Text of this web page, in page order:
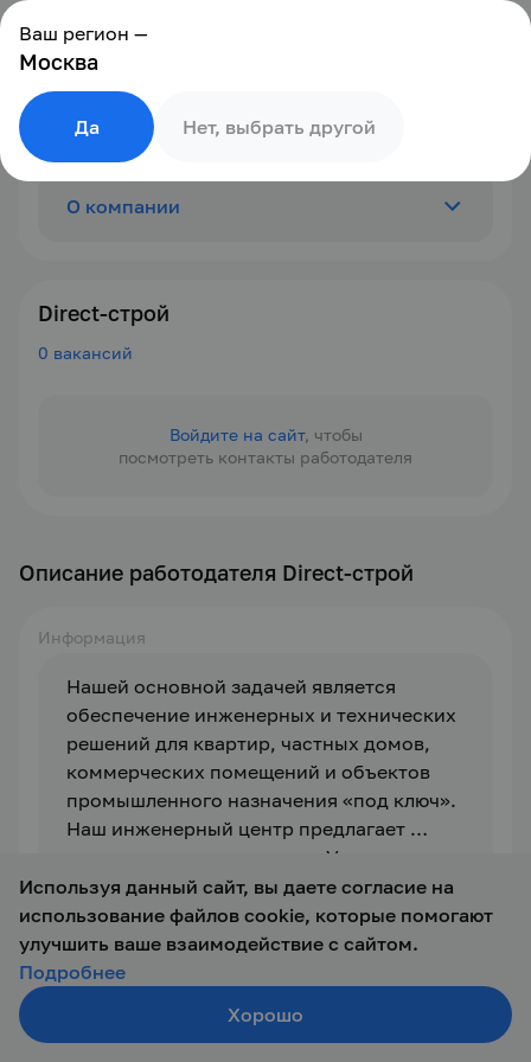
Direct-строй
0 вакансий
Войдите на сайт, чтобы
посмотреть контакты работодателя
О компании
Описание работодателя Direct-строй
Информация
Нашей основной задачей является
обеспечение инженерных и технических
решений для квартир, частных домов,
коммерческих помещений и объектов
промышленного назначения «под ключ».
Наш инженерный центр предлагает
лучшие решения на рынке. У нас
функционирует собственный проектный
отдел, который отвечает за надежность и
соответствие требованиям и условиям
проектов по монтажу систем
отопления. Мы всегда готовы
Потенциал и опыт нашей компании
позволяет успешно внедрять
инженерные решения в сфере отопления,
вентиляции и кондиционирования на
промышленного назначения. За плечами
Используя данный сайт, вы даете согласие на
использование файлов cookie, которые помогают
улучшить ваше взаимодействие с сайтом.
Подробнее
Хорошо
Ваш регион —
Москва
Нет, выбрать другой
Да